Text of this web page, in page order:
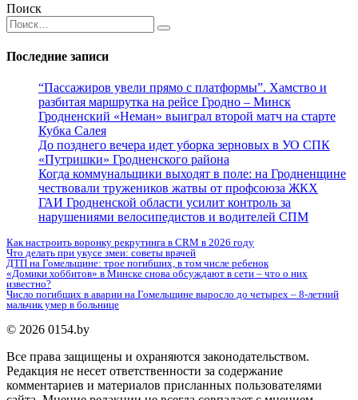
Поиск
Search
for:
Последние записи
“Пассажиров увели прямо с платформы”. Хамство и
разбитая маршрутка на рейсе Гродно – Минск
Гродненский «Неман» выиграл второй матч на старте
Кубка Салея
До позднего вечера идет уборка зерновых в УО СПК
«Путришки» Гродненского района
Когда коммунальщики выходят в поле: на Гродненщине
чествовали тружеников жатвы от профсоюза ЖКХ
ГАИ Гродненской области усилит контроль за
нарушениями велосипедистов и водителей СПМ
Как настроить воронку рекрутинга в CRM в 2026 году
Что делать при укусе змеи: советы врачей
ДТП на Гомельщине: трое погибших, в том числе ребенок
«Домики хоббитов» в Минске снова обсуждают в сети – что о них
известно?
Число погибших в аварии на Гомельщине выросло до четырех – 8-летний
мальчик умер в больнице
© 2026 0154.by
Все права защищены и охраняются законодательством.
Редакция не несет ответственности за содержание
комментариев и материалов присланных пользователями